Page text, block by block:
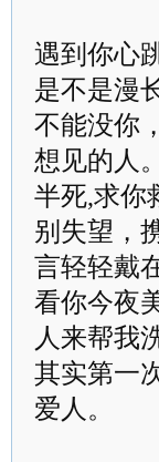
遇到你心
是不是漫
不能没你
想见的人
半死,求你
别失望，
言轻轻戴
看你今夜
人来帮
其实第一
爱人。